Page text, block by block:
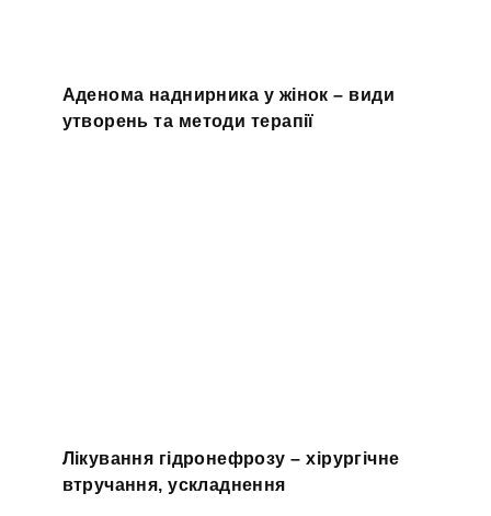
Аденома наднирника у жінок – види
утворень та методи терапії
Лікування гідронефрозу – хірургічне
втручання, ускладнення